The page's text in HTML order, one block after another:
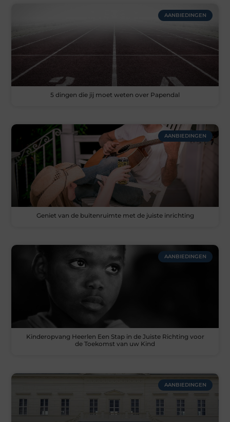
AANBIEDINGEN
5 dingen die jij moet weten over Papendal
AANBIEDINGEN
Geniet van de buitenruimte met de juiste inrichting
AANBIEDINGEN
Kinderopvang Heerlen Een Stap in de Juiste Richting voor
de Toekomst van uw Kind
AANBIEDINGEN